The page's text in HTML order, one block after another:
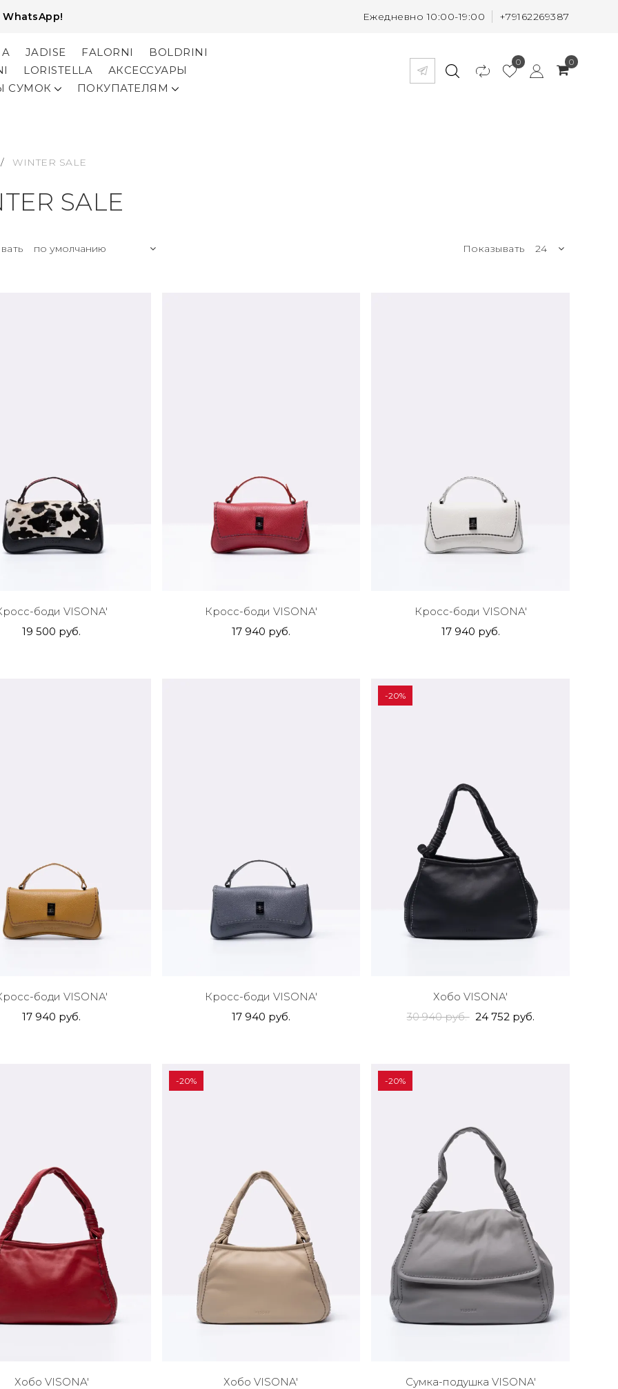
WhatsApp! Ежедневно 10:00-19:00 +79162269387
JADISE FALORNI
BOLDRINI
LORISTELLA
АКСЕССУАРЫ
СУМОК
ПОКУПАТЕЛЯМ
0 0
/ WINTER SALE
SALE
Показывать
боди VISONA'
19 500 руб.
Кросс-боди VISONA'
17 940 руб.
Кросс-боди VISONA'
17 940 руб.
боди VISONA'
17 940 руб.
Кросс-боди VISONA'
17 940 руб.
-20%
Хобо VISONA'
30 940 руб. 24 752 руб.
Хобо VISONA'
-20%
Хобо VISONA'
-20%
Сумка-подушка VISONA'